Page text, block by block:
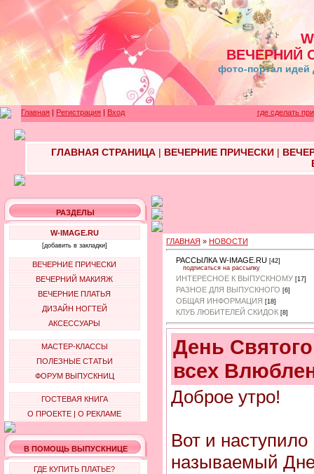
ВЕЧЕРНИЙ
фото-портал идей
Главная | Регистрация | Вход где сделать
ГЛАВНАЯ СТРАНИЦА| ВЕЧЕРНИЕ ПРИЧЕСКИ|
РАЗДЕЛЫ
W-IMAGE.RU
[добавить в закладки]
ВЕЧЕРНИЕ ПРИЧЕСКИ
ВЕЧЕРНИЙ МАКИЯЖ
ВЕЧЕРНИЕ ПЛАТЬЯ
ДИЗАЙН НОГТЕЙ
АКСЕССУАРЫ
МАСТЕР-КЛАССЫ
ПОЛЕЗНЫЕ СТАТЬИ
ФОРУМ ВЫПУСКНИЦ
ГОСТЕВАЯ КНИГА
О ПРОЕКТЕ | О РЕКЛАМЕ
В ПОМОЩЬ ВЫПУСКНИЦЕ
ГДЕ КУПИТЬ ПЛАТЬЕ?
ГЛАВНАЯ » НОВОСТИ
РАССЫЛКА W-IMAGE.RU [42]
подписаться на рассылку
ИНТЕРЕСНОЕ К ВЫПУСКНОМУ [17]
РАЗНОЕ ДЛЯ ВЫПУСКНОГО [6]
ОБЩАЯ ИНФОРМАЦИЯ [18]
КЛУБ ЛЮБИТЕЛЕЙ СКИДОК [8]
День
всех
Доброе утро!
Вот и
называемый